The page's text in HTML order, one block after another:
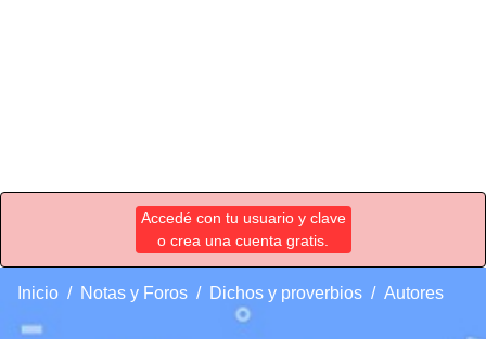
Accedé con tu usuario y clave
o crea una cuenta gratis.
Inicio Notas y Foros Dichos y proverbios Autores